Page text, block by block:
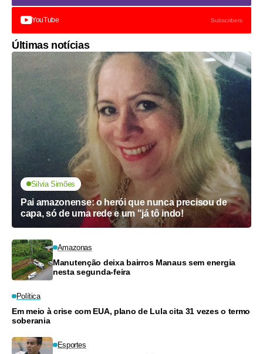
YouTube Subscribers
Últimas notícias
Silvia Simões
Pai amazonense: o herói que nunca precisou de
capa, só de uma rede e um "já tô indo!
Amazonas
Manutenção deixa bairros Manaus sem energia
nesta segunda-feira
Política
Em meio à crise com EUA, plano de Lula cita 31 vezes o termo
soberania
Esportes